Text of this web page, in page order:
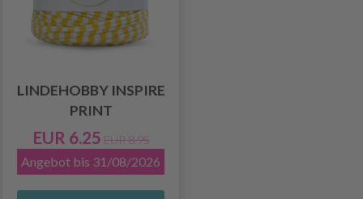
LINDEHOBBY INSPIRE
PRINT
EUR 6.25 EUR 8.95
Angebot bis 31/08/2026